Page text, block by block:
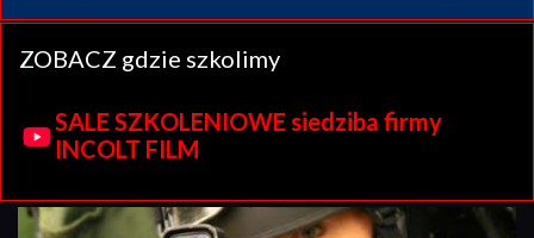
ZOBACZ gdzie szkolimy
SALE SZKOLENIOWE siedziba firmy
INCOLT FILM